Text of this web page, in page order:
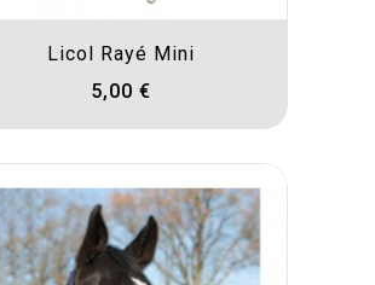
Licol Rayé Mini
5,00 €